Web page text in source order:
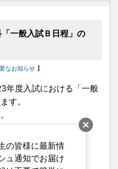
一般入試Ｂ日程」の
なお知らせ 】
年度入試における「一般
す。
21 日（土）【実施】
の皆様に最新情
ュ通知でお届け